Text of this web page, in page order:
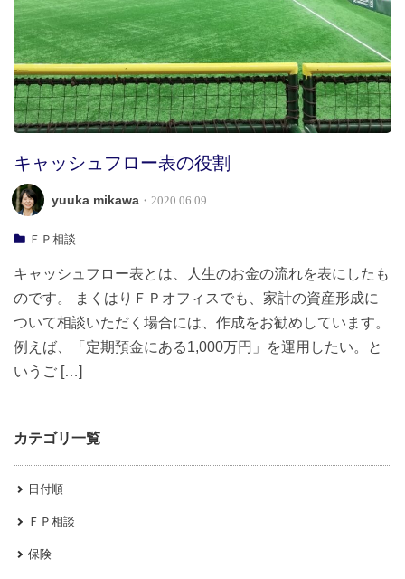
キャッシュフロー表の役割
yuuka mikawa ・2020.06.09
ＦＰ相談
キャッシュフロー表とは、人生のお金の流れを表にしたも
のです。 まくはりＦＰオフィスでも、家計の資産形成に
ついて相談いただく場合には、作成をお勧めしています。
例えば、「定期預金にある1,000万円」を運用したい。と
いうご […]
カテゴリ一覧
日付順
ＦＰ相談
保険